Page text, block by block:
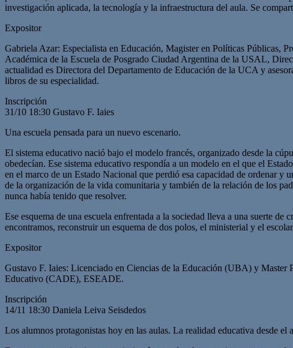
investigación aplicada, la tecnología y la infraestructura del aula. Se
Expositor
Gabriela Azar: Especialista en Educación, Magister en Políticas Públicas,
Académica de la Escuela de Posgrado Ciudad Argentina de la USAL,
actualidad es Directora del Departamento de Educación de la UCA y
libros de su especialidad.
Inscripción
31/10 18:30 Gustavo F. Iaies
Una escuela pensada para un nuevo escenario.
El sistema educativo nació bajo el modelo francés, organizado desde la
obedecían. Ese sistema educativo respondía a un modelo en el que el
en el marco de un Estado Nacional que perdió esa capacidad de ordenar
de la organización de la vida comunitaria y también de la relación de los
nunca había tenido que resolver.
Ese esquema de una escuela enfrentada a la sociedad lleva a una suerte
encontramos, reconstruir un esquema de dos polos, el ministerial y el
Expositor
Gustavo F. Iaies: Licenciado en Ciencias de la Educación (UBA) y
Educativo (CADE), ESEADE.
Inscripción
14/11 18:30 Daniela Leiva Seisdedos
Los alumnos protagonistas hoy en las aulas. La realidad educativa desde el